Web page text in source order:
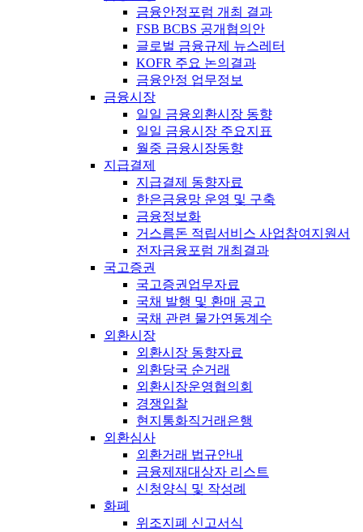
금융안정포럼 개최 결과
FSB BCBS 공개협의안
글로벌 금융규제 뉴스레터
KOFR 주요 논의결과
금융안정 업무정보
금융시장
일일 금융외환시장 동향
일일 금융시장 주요지표
월중 금융시장동향
지급결제
지급결제 동향자료
한은금융망 운영 및 구축
금융정보화
거스름돈 적립서비스 사업참여지원서
전자금융포럼 개최결과
국고증권
국고증권업무자료
국채 발행 및 환매 공고
국채 관련 물가연동계수
외환시장
외환시장 동향자료
외환당국 순거래
외환시장운영협의회
경쟁입찰
현지통화직거래은행
외환심사
외환거래 법규안내
금융제재대상자 리스트
신청양식 및 작성례
화폐
위조지폐 신고서식